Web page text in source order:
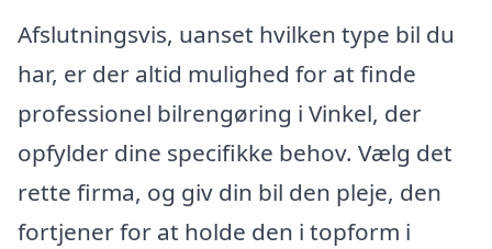
Afslutningsvis, uanset hvilken type bil du
har, er der altid mulighed for at finde
professionel bilrengøring i Vinkel, der
opfylder dine specifikke behov. Vælg det
rette firma, og giv din bil den pleje, den
fortjener for at holde den i topform i